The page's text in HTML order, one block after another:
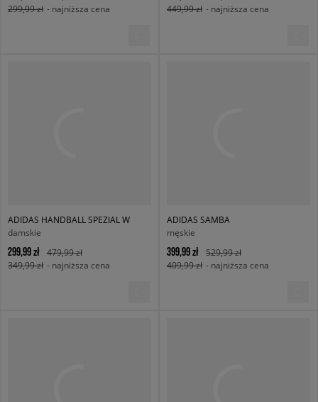
299,99 zł - najniższa cena
449,99 zł - najniższa cena
ADIDAS HANDBALL SPEZIAL W
damskie
299,99 zł
479,99 zł
349,99 zł - najniższa cena
ADIDAS SAMBA
męskie
399,99 zł
529,99 zł
409,99 zł - najniższa cena